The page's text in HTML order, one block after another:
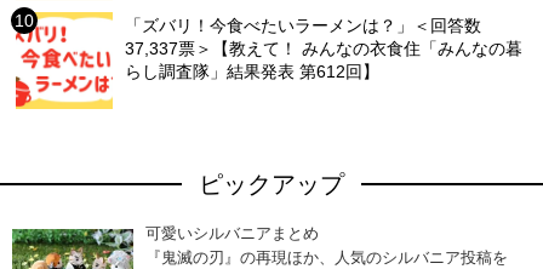
「ズバリ！今食べたいラーメンは？」＜回答数
37,337票＞【教えて！ みんなの衣食住「みんなの暮
らし調査隊」結果発表 第612回】
ピックアップ
可愛いシルバニアまとめ
『鬼滅の刃』の再現ほか、人気のシルバニア投稿を